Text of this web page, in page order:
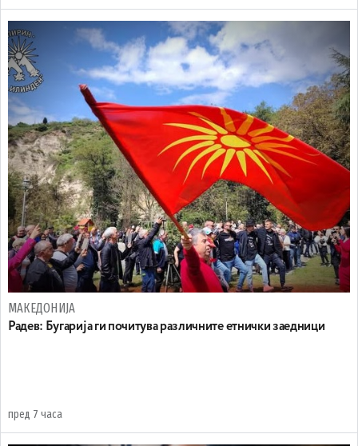
МАКЕДОНИЈА
Радев: Бугарија ги почитува различните етнички заедници
пред 7 часа